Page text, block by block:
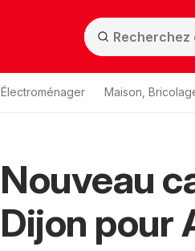
Électroménager Maison,
Nouveau
Dijon pour